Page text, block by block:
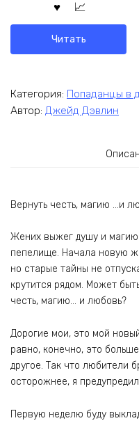
Читать
Категория: Попаданцы в
Автор: Джейд Дэвлин
Вернуть честь, магию …и
Жених выжег душу и магию
пепелище. Начала новую
но старые тайны не
крутится рядом. Может
честь, магию… и любовь?
Дорогие мои, это мой
равно, конечно, это
другое. Так что любители
осторожнее, я
Первую неделю буду